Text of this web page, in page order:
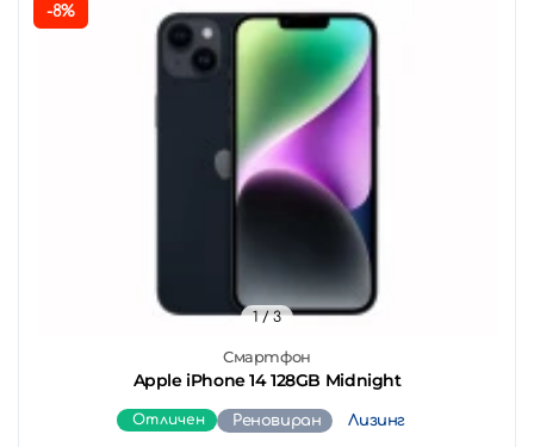
-8%
Смартфон
Apple iPhone 14 128GB Midnight
1/ 3
Отличен Реновиран Лизинг